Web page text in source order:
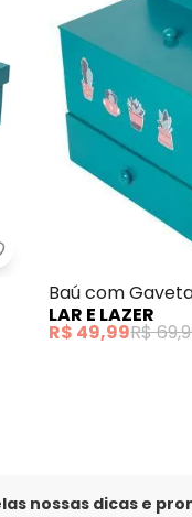
para Roupas 1 Peça
e Lazer - Porta
Baú com
LAR E LAZER
R$ 49,99R$
nossas dicas e